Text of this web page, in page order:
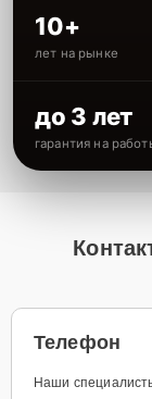
10+
лет на рынке
до 3 лет
гарантия на
Телефон
Наши